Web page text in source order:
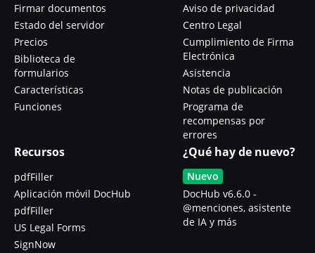
Firmar documentos
Estado del servidor
Precios
Biblioteca de
formularios
Características
Funciones
Aviso de privacidad
Centro Legal
Cumplimiento de Firma
Electrónica
Asistencia
Notas de publicación
Programa de
recompensas por
errores
Recursos
pdfFiller
Aplicación móvil DocHub
pdfFiller
US Legal Forms
SignNow
¿Qué hay de nuevo?
Nuevo
DocHub v6.6.0 -
@menciones, asistente
de IA y más